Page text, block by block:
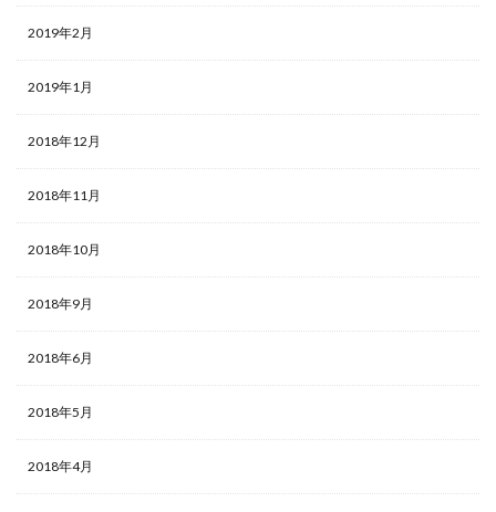
2019年2月
2019年1月
2018年12月
2018年11月
2018年10月
2018年9月
2018年6月
2018年5月
2018年4月